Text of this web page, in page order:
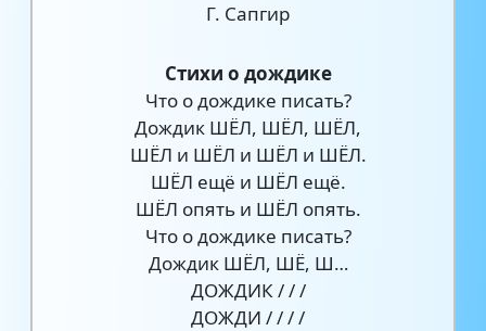
Г. Сапгир
Стихи о дождике
Что о дождике писать?
Дождик ШЁЛ, ШЁЛ, ШЁЛ,
ШЁЛ и ШЁЛ и ШЁЛ и ШЁЛ.
ШЁЛ ещё и ШЁЛ ещё.
ШЁЛ опять и ШЁЛ опять.
Что о дождике писать?
Дождик ШЁЛ, ШЁ, Ш…
ДОЖДИК / / /
ДОЖДИ / / / /